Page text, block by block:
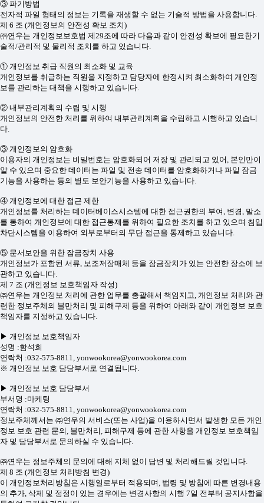
③ 파기방법
전자적 파일 형태의 정보는 기록을 재생할 수 없는 기술적 방법을 사용합니다.
제 6 조 (개인정보의 안전성 확보 조치)
㈜연우는 개인정보보호법 제29조에 따라 다음과 같이 안전성 확보에 필요한기
술적/관리적 및 물리적 조치를 하고 있습니다.
① 개인정보 취급 직원의 최소화 및 교육
개인정보를 취급하는 직원을 지정하고 담당자에 한정시켜 최소화하여 개인정
보를 관리하는 대책을 시행하고 있습니다.
② 내부관리계획의 수립 및 시행
개인정보의 안전한 처리를 위하여 내부관리계획을 수립하고 시행하고 있습니
다.
③ 개인정보의 암호화
이용자의 개인정보는 비밀번호는 암호화되어 저장 및 관리되고 있어, 본인만이
알 수 있으며 중요한 데이터는 파일 및 전송 데이터를 암호화하거나 파일 잠금
기능을 사용하는 등의 별도 보안기능을 사용하고 있습니다.
④ 개인정보에 대한 접근 제한
개인정보를 처리하는 데이터베이스시스템에 대한 접근권한의 부여, 변경, 말소
를 통하여 개인정보에 대한 접근통제를 위하여 필요한 조치를 하고 있으며 침입
차단시스템을 이용하여 외부로부터의 무단 접근을 통제하고 있습니다.
⑤ 문서보안을 위한 잠금장치 사용
개인정보가 포함된 서류, 보조저장매체 등을 잠금장치가 있는 안전한 장소에 보
관하고 있습니다.
제 7 조 (개인정보 보호책임자 작성)
㈜연우는 개인정보 처리에 관한 업무를 총괄해서 책임지고, 개인정보 처리와 관
련한 정보주체의 불만처리 및 피해구제 등을 위하여 아래와 같이 개인정보 보호
책임자를 지정하고 있습니다.
▶ 개인정보 보호책임자
성명 :함석희
연락처 :032-575-8811, yonwookorea@yonwookorea.com
※ 개인정보 보호 담당부서로 연결됩니다.
▶ 개인정보 보호 담당부서
부서명 :마케팅
연락처 :032-575-8811, yonwookorea@yonwookorea.com
정보주체께서는 ㈜연우의 서비스(또는 사업)을 이용하시면서 발생한 모든 개인
정보 보호 관련 문의, 불만처리, 피해구제 등에 관한 사항을 개인정보 보호책임
자 및 담당부서로 문의하실 수 있습니다.
㈜연우는 정보주체의 문의에 대해 지체 없이 답변 및 처리해드릴 것입니다.
제 8 조 (개인정보 처리방침 변경)
이 개인정보처리방침은 시행일로부터 적용되며, 법령 및 방침에 따른 변경내용
의 추가, 삭제 및 정정이 있는 경우에는 변경사항의 시행 7일 전부터 공지사항을